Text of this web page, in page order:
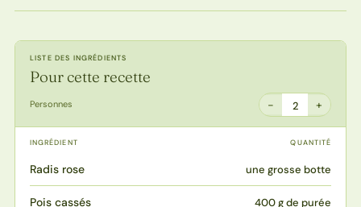
LISTE DES INGRÉDIENTS
Pour cette recette
Personnes − 2 +
INGRÉDIENT QUANTITÉ
Radis rose une grosse botte
Pois cassés 400 g de purée